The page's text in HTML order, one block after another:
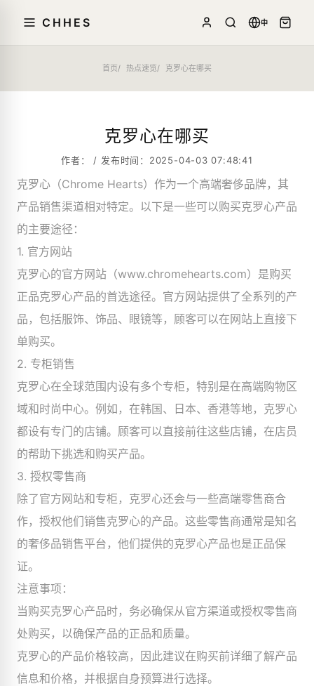
CHHES 中
首页 热点速览 克罗心在哪买
克罗心在哪买
作者： / 发布时间：2025-04-03 07:48:41
克罗心（Chrome Hearts）作为一个高端奢侈品牌，其
产品销售渠道相对特定。以下是一些可以购买克罗心产品
的主要途径：
1. 官方网站
克罗心的官方网站（www.chromehearts.com）是购买
正品克罗心产品的首选途径。官方网站提供了全系列的产
品，包括服饰、饰品、眼镜等，顾客可以在网站上直接下
单购买。
2. 专柜销售
克罗心在全球范围内设有多个专柜，特别是在高端购物区
域和时尚中心。例如，在韩国、日本、香港等地，克罗心
都设有专门的店铺。顾客可以直接前往这些店铺，在店员
的帮助下挑选和购买产品。
3. 授权零售商
除了官方网站和专柜，克罗心还会与一些高端零售商合
作，授权他们销售克罗心的产品。这些零售商通常是知名
的奢侈品销售平台，他们提供的克罗心产品也是正品保
证。
注意事项：
当购买克罗心产品时，务必确保从官方渠道或授权零售商
处购买，以确保产品的正品和质量。
克罗心的产品价格较高，因此建议在购买前详细了解产品
信息和价格，并根据自身预算进行选择。